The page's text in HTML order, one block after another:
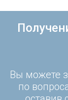
Вы можете
по